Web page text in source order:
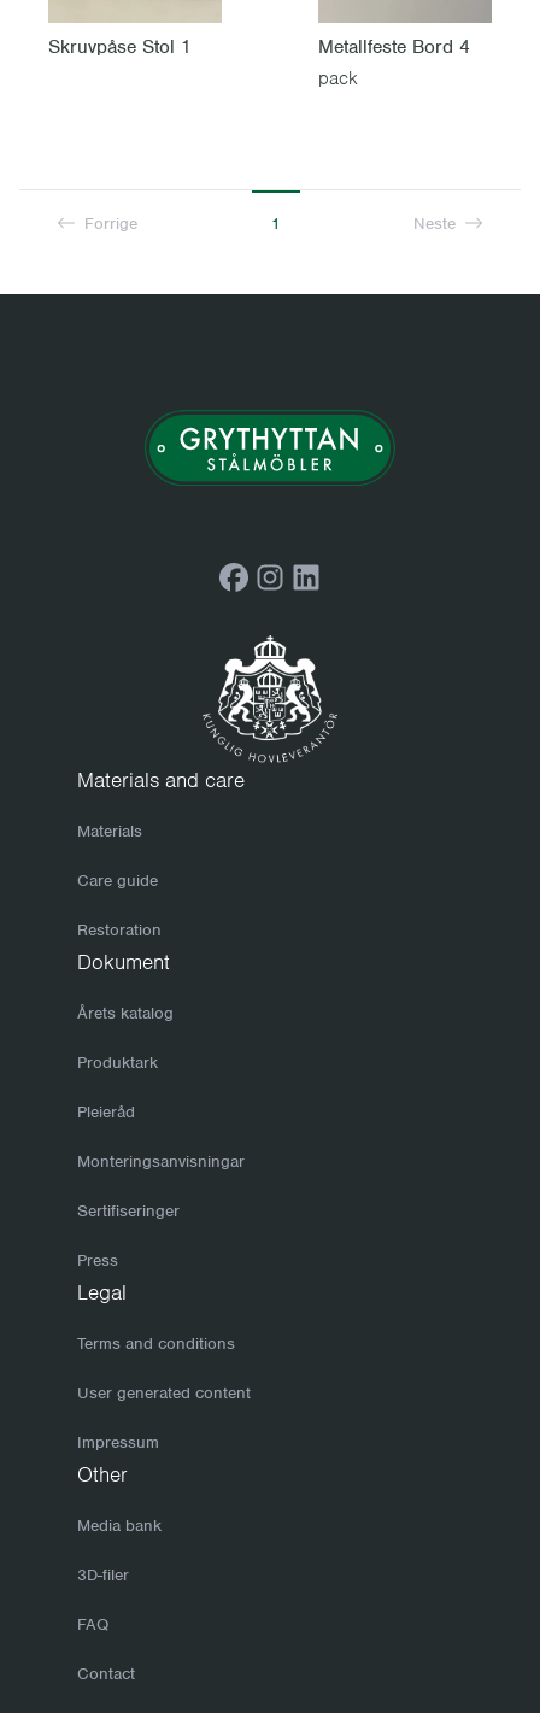
Skruvpåse Stol 1
Metallfeste Bord 4
pack
Forrige 1 Neste
FacebookInstagramLinkedIn
Materials and care
Materials
Care guide
Restoration
Dokument
Årets katalog
Produktark
Pleieråd
Monteringsanvisningar
Sertifiseringer
Press
Legal
Terms and conditions
User generated content
Impressum
Other
Media bank
3D-filer
FAQ
Contact